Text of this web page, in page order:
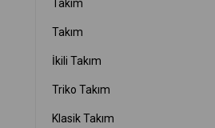
Takım
Takım
İkili Takım
Triko Takım
Klasik Takım